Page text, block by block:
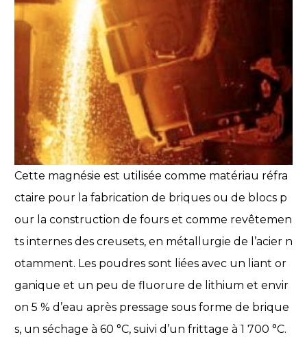
Cette magnésie est utilisée comme matériau réfra
ctaire pour la fabrication de briques ou de blocs p
our la construction de fours et comme revêtemen
ts internes des creusets, en métallurgie de l’acier n
otamment. Les poudres sont liées avec un liant or
ganique et un peu de fluorure de lithium et envir
on 5 % d’eau après pressage sous forme de brique
s, un séchage à 60 °C, suivi d’un frittage à 1 700 °C.